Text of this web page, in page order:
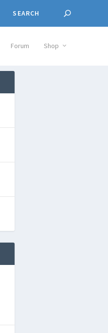
Forum Shop